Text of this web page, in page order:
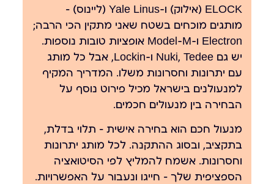
ELOCK (אילוק) ו-Yale Linus (ליינוס) —
מותגים מוכחים בשטח שאני מתקין הכי הרבה;
Electron ו-Model-M אופציות טובות נוספות.
יש גם Nuki, Tedee ו-Lockin, אבל כל מותג
עם יתרונות וחסרונות משלו. המדריך המקיף
למנעולנים בישראלמכיל פירוט נוסף על
הבחירה בין מנעולים חכמים.
מנעול חכם הוא בחירה אישית — תלוי בדלת,
בתקציב, ובסוג ההתקנה. לכל מותג יתרונות
וחסרונות. אשמח להמליץ לפי הסיטואציה
הספציפית שלך — חייגו ונעבור על האפשרויות.